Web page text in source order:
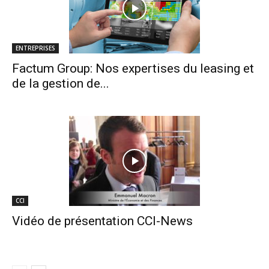
ENTREPRISES
Factum Group: Nos expertises du leasing et
de la gestion de...
CCI
Vidéo de présentation CCI-News